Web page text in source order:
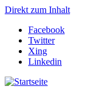
Direkt zum Inhalt
Facebook
Twitter
Xing
Linkedin